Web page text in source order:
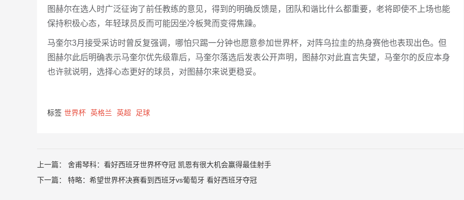
图赫尔在选人时广泛征询了前任教练的意见，得到的明确反馈是，团队和谐比什么都重要，老将即使不上场也能
保持积极心态，年轻球员反而可能因坐冷板凳而变得焦躁。
马奎尔3月接受采访时曾反复强调，哪怕只踢一分钟也愿意参加世界杯，对阵乌拉圭的热身赛他也表现出色。但
图赫尔此后明确表示马奎尔优先级靠后，马奎尔落选后发表公开声明，图赫尔对此直言失望，马奎尔的反应本身
也许就说明，选择心态更好的球员，对图赫尔来说更稳妥。
标签 世界杯 英格兰 英超 足球
上一篇： 舍甫琴科：看好西班牙世界杯夺冠 凯恩有很大机会赢得最佳射手
下一篇： 特略：希望世界杯决赛看到西班牙vs葡萄牙 看好西班牙夺冠